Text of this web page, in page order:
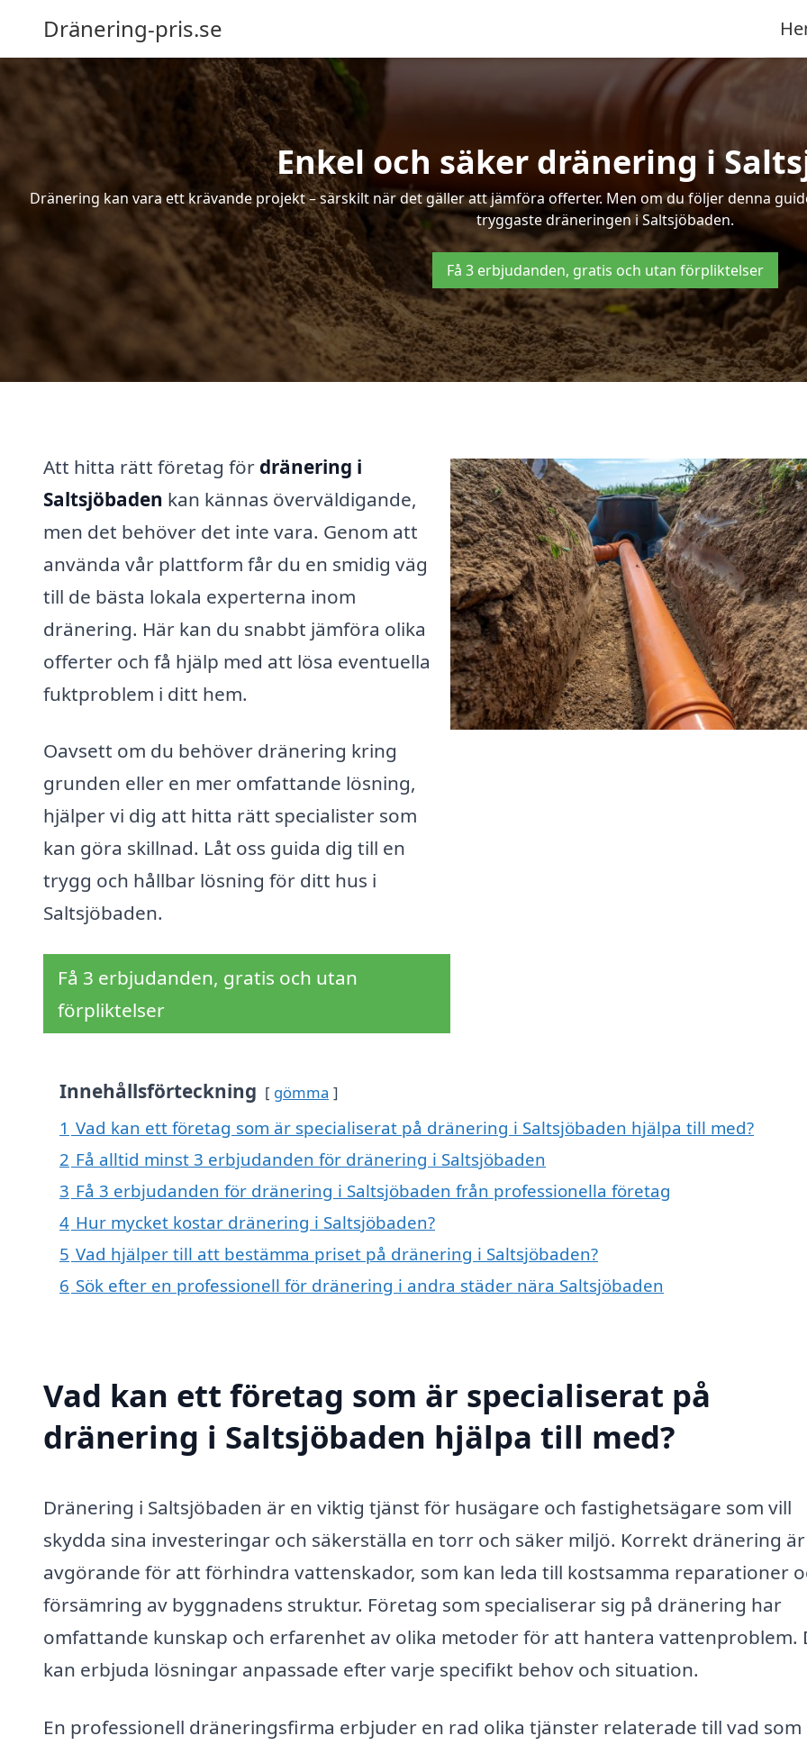
Dränering-pris.se
Enkel och säker dränering i
Dränering kan vara ett krävande projekt – särskilt när det gäller att jämföra offerter. Men om du följer denna
tryggaste dräneringen i Saltsjöbaden.
Få 3 erbjudanden, gratis och utan förpliktelser
Att hitta rätt företag för dränering i
Saltsjöbaden kan kännas överväldigande,
men det behöver det inte vara. Genom att
använda vår plattform får du en smidig väg
till de bästa lokala experterna inom
dränering. Här kan du snabbt jämföra olika
offerter och få hjälp med att lösa eventuella
fuktproblem i ditt hem.
Oavsett om du behöver dränering kring
grunden eller en mer omfattande lösning,
hjälper vi dig att hitta rätt specialister som
kan göra skillnad. Låt oss guida dig till en
trygg och hållbar lösning för ditt hus i
Saltsjöbaden.
Få 3 erbjudanden, gratis och utan
förpliktelser
Innehållsförteckning gömma
1 Vad kan ett företag som är specialiserat på dränering i Saltsjöbaden hjälpa till med?
2 Få alltid minst 3 erbjudanden för dränering i Saltsjöbaden
3 Få 3 erbjudanden för dränering i Saltsjöbaden från professionella företag
4 Hur mycket kostar dränering i Saltsjöbaden?
5 Vad hjälper till att bestämma priset på dränering i Saltsjöbaden?
6 Sök efter en professionell för dränering i andra städer nära Saltsjöbaden
Vad kan ett företag som är specialiserat på
dränering i Saltsjöbaden hjälpa till med?
Dränering i Saltsjöbaden är en viktig tjänst för husägare och fastighetsägare som vill
skydda sina investeringar och säkerställa en torr och säker miljö. Korrekt dränering är
avgörande för att förhindra vattenskador, som kan leda till kostsamma reparationer
försämring av byggnadens struktur. Företag som specialiserar sig på dränering har
omfattande kunskap och erfarenhet av olika metoder för att hantera vattenproblem.
kan erbjuda lösningar anpassade efter varje specifikt behov och situation.
En professionell dräneringsfirma erbjuder en rad olika tjänster relaterade till vad som